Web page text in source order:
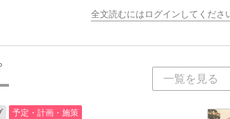
全文読むにはログインしてくださ
一覧を見る
予定・計画・施策